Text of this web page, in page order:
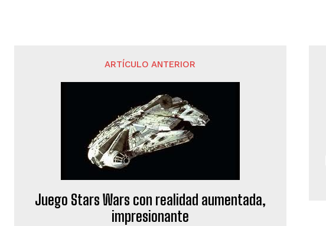
ARTÍCULO ANTERIOR
Juego Stars Wars con realidad aumentada,
impresionante